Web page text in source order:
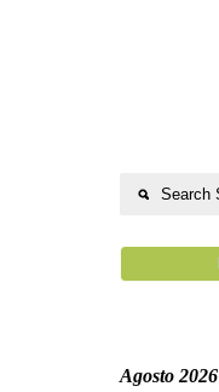
Agosto 2026